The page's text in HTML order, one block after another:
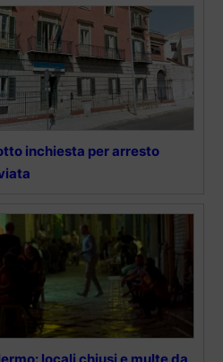
inchiesta per arresto
locali chiusi e multe da